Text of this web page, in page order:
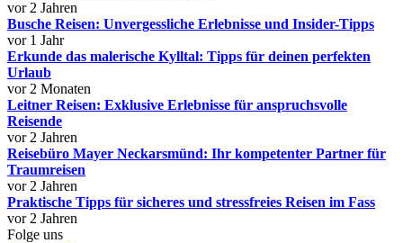
vor 2 Jahren
Busche Reisen: Unvergessliche Erlebnisse und Insider-Tipps
vor 1 Jahr
Erkunde das malerische Kylltal: Tipps für deinen perfekten
Urlaub
vor 2 Monaten
Leitner Reisen: Exklusive Erlebnisse für anspruchsvolle
Reisende
vor 2 Jahren
Reisebüro Mayer Neckarsmünd: Ihr kompetenter Partner für
Traumreisen
vor 2 Jahren
Praktische Tipps für sicheres und stressfreies Reisen im Fass
vor 2 Jahren
Folge uns